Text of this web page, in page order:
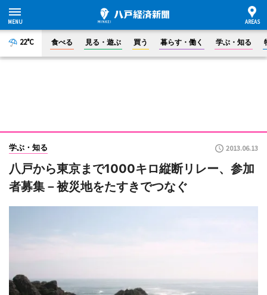
22°C 食べる 見る・遊ぶ 買う 暮らす・働く 学ぶ・知る
学ぶ・知る 2013.06.13
八戸から東京まで1000キロ縦断リレー、参加
者募集－被災地をたすきでつなぐ